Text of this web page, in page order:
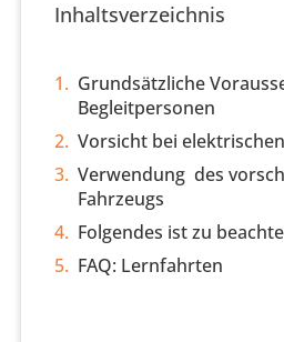
Inhaltsverzeichnis
Grundsätzliche
Begleitpersonen
Vorsicht bei
Verwendung des
Fahrzeugs
Folgendes ist zu
FAQ: Lernfahrten